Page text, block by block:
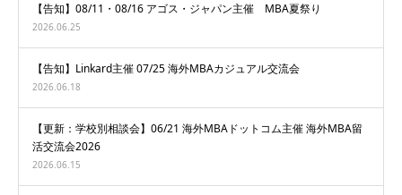
【告知】08/11・08/16 アゴス・ジャパン主催 MBA夏祭り
2026.06.25
【告知】Linkard主催 07/25 海外MBAカジュアル交流会
2026.06.18
【更新：学校別相談会】06/21 海外MBAドットコム主催 海外MBA留
活交流会2026
2026.06.15